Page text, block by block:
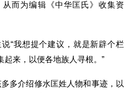
而为编辑《中华匡氏》收集资
“我想提个建议，就是新辟个栏
起来，以便各地族人寻根。”
多介绍修水匡姓人物和事迹，以